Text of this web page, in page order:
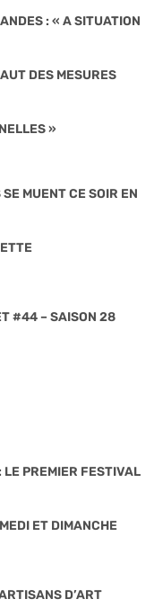
: « A SITUATION
DES MESURES
»
MUENT CE SOIR EN
#44 – SAISON 28
PREMIER FESTIVAL
ET DIMANCHE
D’ART